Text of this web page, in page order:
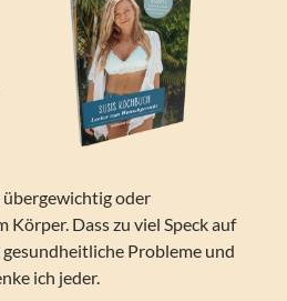
oder
Dass zu viel Speck auf
Probleme und
ich jeder.